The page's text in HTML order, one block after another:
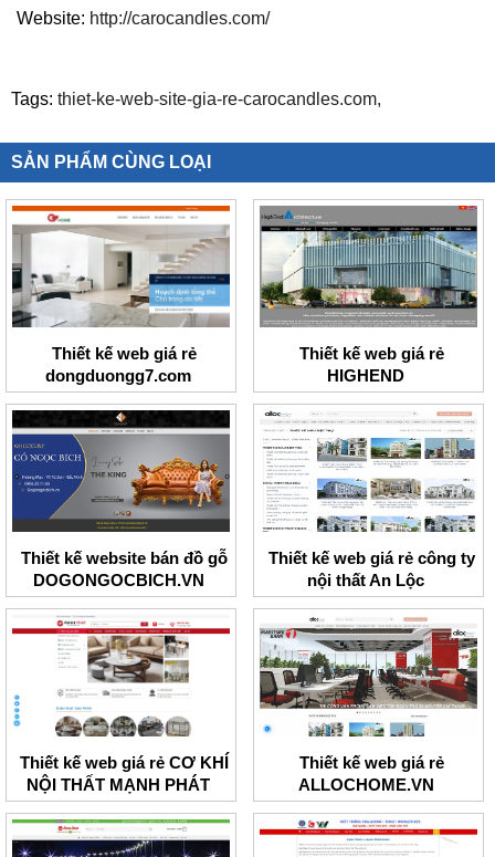
Website: http://carocandles.com/
Tags: thiet-ke-web-site-gia-re-carocandles.com,
SẢN PHẨM CÙNG LOẠI
Thiết kế web giá rẻ
dongduongg7.com
Thiết kế web giá rẻ
HIGHEND
Thiết kế website bán đồ gỗ
DOGONGOCBICH.VN
Thiết kế web giá rẻ công ty
nội thất An Lộc
Thiết kế web giá rẻ CƠ KHÍ
NỘI THẤT MẠNH PHÁT
Thiết kế web giá rẻ
ALLOCHOME.VN